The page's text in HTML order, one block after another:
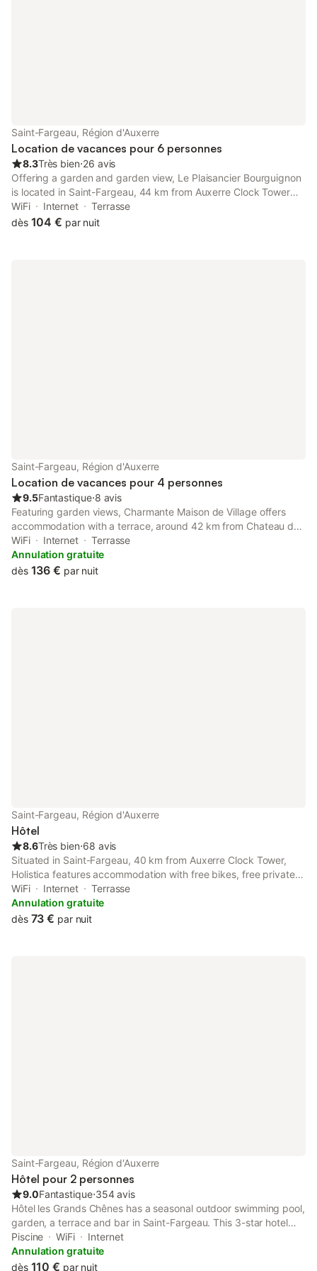
Saint-Fargeau, Région d'Auxerre
Location de vacances pour 6 personnes
8.3Très bien⋅26 avis
Offering a garden and garden view, Le Plaisancier Bourguignon
is located in Saint-Fargeau, 44 km from Auxerre Clock Tower
and 45 km from Abbey of Saint-Germain d'Auxerre. This
property offers access to a patio, free private parking and free
WiFi Internet
Terrasse
dès 104 € par nuit
Saint-Fargeau, Région d'Auxerre
Location de vacances pour 4 personnes
9.5Fantastique⋅8 avis
Featuring garden views, Charmante Maison de Village offers
accommodation with a terrace, around 42 km from Chateau de
Gien. Both free WiFi and parking on-site are available at the
holiday home free of charge.
WiFi Internet
Terrasse
Annulation gratuite
dès 136 € par nuit
Saint-Fargeau, Région d'Auxerre
Hôtel
8.6Très bien⋅68 avis
Situated in Saint-Fargeau, 40 km from Auxerre Clock Tower,
Holistica features accommodation with free bikes, free private
parking, a garden and a shared lounge.
WiFi Internet
Terrasse
Annulation gratuite
dès 73 € par nuit
Saint-Fargeau, Région d'Auxerre
Hôtel pour 2 personnes
9.0Fantastique⋅354 avis
Hôtel les Grands Chênes has a seasonal outdoor swimming pool,
garden, a terrace and bar in Saint-Fargeau. This 3-star hotel
offers free WiFi. The hotel features family rooms.
Piscine WiFi
Internet
Annulation gratuite
dès 110 € par nuit